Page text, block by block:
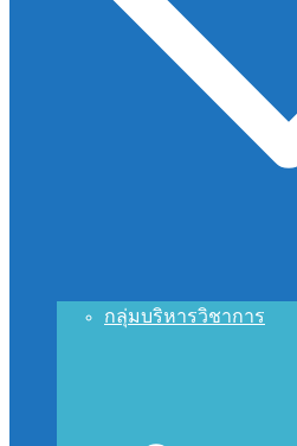
กลุ่มบริหารวิชาการ